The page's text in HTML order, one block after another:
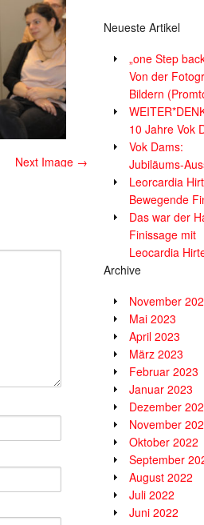
Next Image →
Neueste Artikel
„one Step
Von der
Bildern
10 Jahre Vok
Vok Dams:
Jubiläums-
Leorcardia
Bewegende
Das war der
Finissage mit
Leocardia
Archive
November
Mai 2023
April 2023
März 2023
Februar 2023
Januar 2023
Dezember
November
Oktober 2022
September
August 2022
Juli 2022
Juni 2022